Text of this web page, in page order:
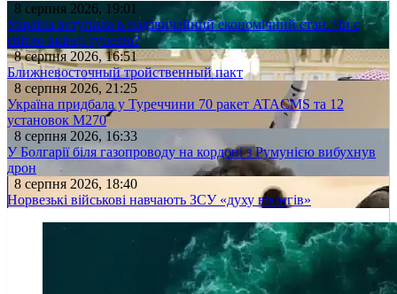
8 серпня 2026, 19:01
Україна вступила в надзвичайний економічний стан. Чи є
світло вкінці тунелю?
8 серпня 2026, 16:51
Ближневосточный тройственный пакт
8 серпня 2026, 21:25
Україна придбала у Туреччини 70 ракет ATACMS та 12
установок M270
8 серпня 2026, 16:33
У Болгарії біля газопроводу на кордоні з Румунією вибухнув
дрон
8 серпня 2026, 18:40
Норвезькі військові навчають ЗСУ «духу вікінгів»